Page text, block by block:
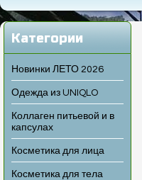
Категории
Новинки ЛЕТО 2026
Одежда из UNIQLO
Коллаген питьевой и в
капсулах
Косметика для лица
Косметика для тела